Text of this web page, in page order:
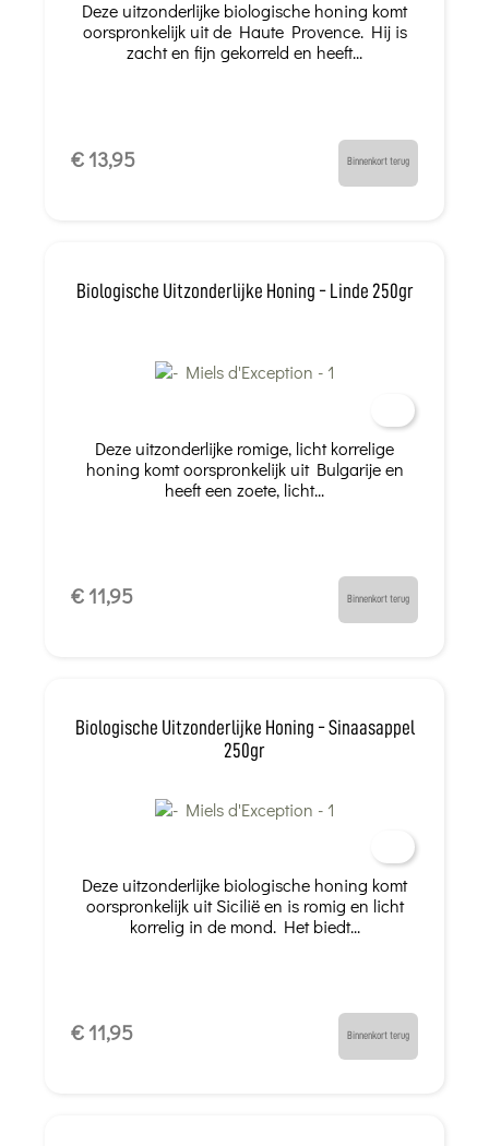
Deze uitzonderlijke biologische honing komt
oorspronkelijk uit de Haute Provence. Hij is
zacht en fijn gekorreld en heeft...
€ 13,95 Binnenkort terug
Biologische Uitzonderlijke Honing - Linde 250gr
Deze uitzonderlijke romige, licht korrelige
honing komt oorspronkelijk uit Bulgarije en
heeft een zoete, licht...
€ 11,95 Binnenkort terug
Biologische Uitzonderlijke Honing - Sinaasappel
250gr
Deze uitzonderlijke biologische honing komt
oorspronkelijk uit Sicilië en is romig en licht
korrelig in de mond. Het biedt...
€ 11,95 Binnenkort terug